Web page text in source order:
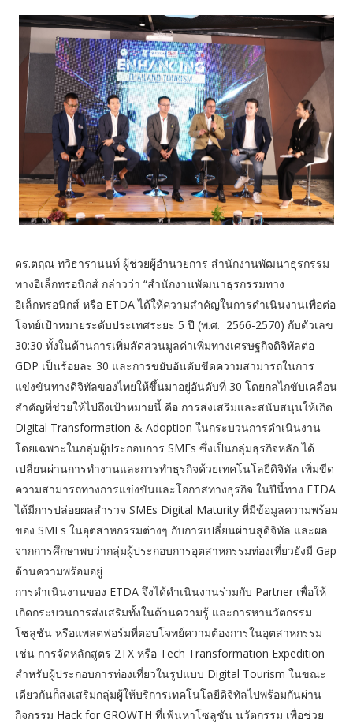
ดร.ตฤณ ทวิธารานนท์ ผู้ช่วยผู้อำนวยการ สำนักงานพัฒนาธุรกรรม
ทางอิเล็กทรอนิกส์ กล่าวว่า “สำนักงานพัฒนาธุรกรรมทาง
อิเล็กทรอนิกส์ หรือ ETDA ได้ให้ความสำคัญในการดำเนินงานเพื่อต่อ
โจทย์เป้าหมายระดับประเทศระยะ 5 ปี (พ.ศ. 2566-2570) กับตัวเลข
30:30 ทั้งในด้านการเพิ่มสัดส่วนมูลค่าเพิ่มทางเศรษฐกิจดิจิทัลต่อ
GDP เป็นร้อยละ 30 และการขยับอันดับขีดความสามารถในการ
แข่งขันทางดิจิทัลของไทยให้ขึ้นมาอยู่อันดับที่ 30 โดยกลไกขับเคลื่อน
สำคัญที่ช่วยให้ไปถึงเป้าหมายนี้ คือ การส่งเสริมและสนับสนุนให้เกิด
Digital Transformation & Adoption ในกระบวนการดำเนินงาน
โดยเฉพาะในกลุ่มผู้ประกอบการ SMEs ซึ่งเป็นกลุ่มธุรกิจหลัก ได้
เปลี่ยนผ่านการทำงานและการทำธุรกิจด้วยเทคโนโลยีดิจิทัล เพิ่มขีด
ความสามารถทางการแข่งขันและโอกาสทางธุรกิจ ในปีนี้ทาง ETDA
ได้มีการปล่อยผลสำรวจ SMEs Digital Maturity ที่มีข้อมูลความพร้อม
ของ SMEs ในอุตสาหกรรมต่างๆ กับการเปลี่ยนผ่านสู่ดิจิทัล และผล
จากการศึกษาพบว่ากลุ่มผู้ประกอบการอุตสาหกรรมท่องเที่ยวยังมี Gap
ด้านความพร้อมอยู่
การดำเนินงานของ ETDA จึงได้ดำเนินงานร่วมกับ Partner เพื่อให้
เกิดกระบวนการส่งเสริมทั้งในด้านความรู้ และการหานวัตกรรม
โซลูชัน หรือแพลตฟอร์มที่ตอบโจทย์ความต้องการในอุตสาหกรรม
เช่น การจัดหลักสูตร 2TX หรือ Tech Transformation Expedition
สำหรับผู้ประกอบการท่องเที่ยวในรูปแบบ Digital Tourism ในขณะ
เดียวกันก็ส่งเสริมกลุ่มผู้ให้บริการเทคโนโลยีดิจิทัลไปพร้อมกันผ่าน
กิจกรรม Hack for GROWTH ที่เฟ้นหาโซลูชัน นวัตกรรม เพื่อช่วย